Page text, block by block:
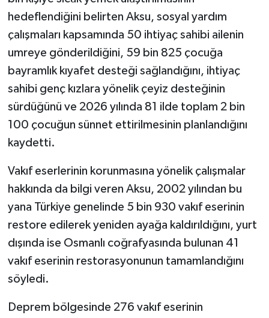
hedeflendiğini belirten Aksu, sosyal yardım
çalışmaları kapsamında 50 ihtiyaç sahibi ailenin
umreye gönderildiğini, 59 bin 825 çocuğa
bayramlık kıyafet desteği sağlandığını, ihtiyaç
sahibi genç kızlara yönelik çeyiz desteğinin
sürdüğünü ve 2026 yılında 81 ilde toplam 2 bin
100 çocuğun sünnet ettirilmesinin planlandığını
kaydetti.
Vakıf eserlerinin korunmasına yönelik çalışmalar
hakkında da bilgi veren Aksu, 2002 yılından bu
yana Türkiye genelinde 5 bin 930 vakıf eserinin
restore edilerek yeniden ayağa kaldırıldığını, yurt
dışında ise Osmanlı coğrafyasında bulunan 41
vakıf eserinin restorasyonunun tamamlandığını
söyledi.
Deprem bölgesinde 276 vakıf eserinin